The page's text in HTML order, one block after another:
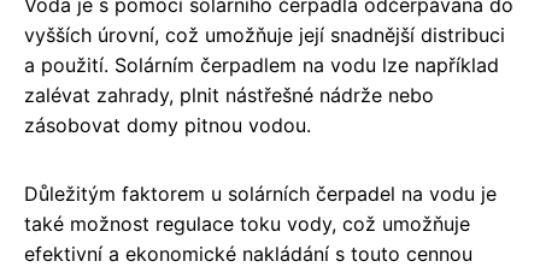
vyšších úrovní, což umožňuje její snadnější distribuci
a použití. Solárním čerpadlem na vodu lze například
zalévat zahrady, plnit nástřešné nádrže nebo
zásobovat domy pitnou vodou.
Důležitým faktorem u solárních čerpadel na vodu je
také možnost regulace toku vody, což umožňuje
efektivní a ekonomické nakládání s touto cennou